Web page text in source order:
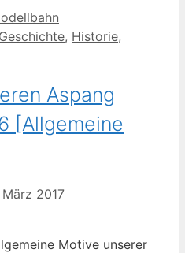
Geschichte, Historie,
Aspang
[Allgemeine
2017
Motive unserer